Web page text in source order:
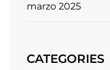
marzo 2025
CATEGORIES